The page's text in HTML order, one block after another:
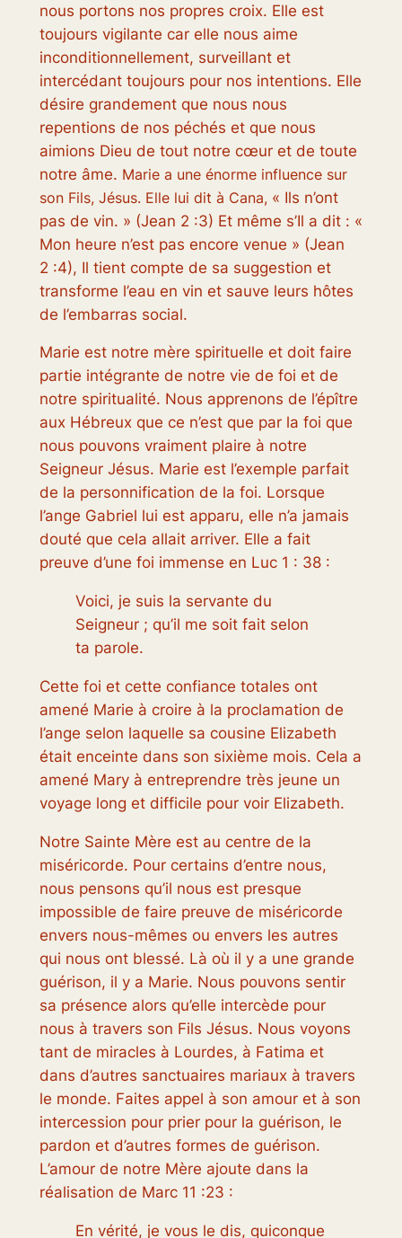
nous portons nos propres croix. Elle est
toujours vigilante car elle nous aime
inconditionnellement, surveillant et
intercédant toujours pour nos intentions. Elle
désire grandement que nous nous
repentions de nos péchés et que nous
aimions Dieu de tout notre cœur et de toute
notre âme. Marie a une énorme influence sur
son Fils, Jésus. Elle lui dit à Cana, « Ils n’ont
pas de vin. » (Jean 2 :3) Et même s’Il a dit : «
Mon heure n’est pas encore venue » (Jean
2 :4), Il tient compte de sa suggestion et
transforme l’eau en vin et sauve leurs hôtes
de l’embarras social.
Marie est notre mère spirituelle et doit faire
partie intégrante de notre vie de foi et de
notre spiritualité. Nous apprenons de l’épître
aux Hébreux que ce n’est que par la foi que
nous pouvons vraiment plaire à notre
Seigneur Jésus. Marie est l’exemple parfait
de la personnification de la foi. Lorsque
l’ange Gabriel lui est apparu, elle n’a jamais
douté que cela allait arriver. Elle a fait
preuve d’une foi immense en Luc 1 : 38 :
Voici, je suis la servante du
Seigneur ; qu’il me soit fait selon
ta parole.
Cette foi et cette confiance totales ont
amené Marie à croire à la proclamation de
l’ange selon laquelle sa cousine Elizabeth
était enceinte dans son sixième mois. Cela a
amené Mary à entreprendre très jeune un
voyage long et difficile pour voir Elizabeth.
Notre Sainte Mère est au centre de la
miséricorde. Pour certains d’entre nous,
nous pensons qu’il nous est presque
impossible de faire preuve de miséricorde
envers nous-mêmes ou envers les autres
qui nous ont blessé. Là où il y a une grande
guérison, il y a Marie. Nous pouvons sentir
sa présence alors qu’elle intercède pour
nous à travers son Fils Jésus. Nous voyons
tant de miracles à Lourdes, à Fatima et
dans d’autres sanctuaires mariaux à travers
le monde. Faites appel à son amour et à son
intercession pour prier pour la guérison, le
pardon et d’autres formes de guérison.
L’amour de notre Mère ajoute dans la
réalisation de Marc 11 :23 :
En vérité, je vous le dis, quiconque